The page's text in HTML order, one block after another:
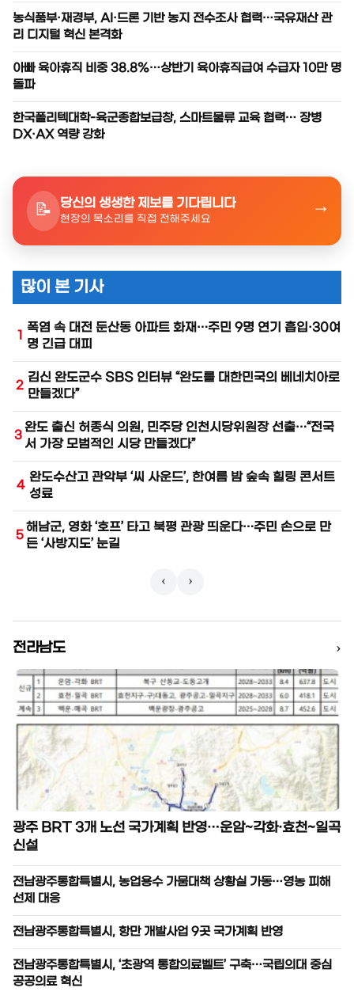
농식품부·재경부, AI·드론 기반 농지 전수조사 협력…국유재산 관
리 디지털 혁신 본격화
아빠 육아휴직 비중 38.8%…상반기 육아휴직급여 수급자 10만 명
돌파
한국폴리텍대학-육군종합보급창, 스마트물류 교육 협력… 장병
DX·AX 역량 강화
📝 당신의 생생한 제보를 기다립니다
현장의 목소리를 직접 전해주세요 →
많이 본 기사
1
폭염 속 대전 둔산동 아파트 화재…주민 9명 연기 흡입·30여
명 긴급 대피
2
김신 완도군수 SBS 인터뷰 “완도를 대한민국의 베네치아로
만들겠다”
3
완도 출신 허종식 의원, 민주당 인천시당위원장 선출…“전국
서 가장 모범적인 시당 만들겠다”
4
완도수산고 관악부 ‘씨 사운드’, 한여름 밤 숲속 힐링 콘서트
성료
5
해남군, 영화 ‘호프’ 타고 북평 관광 띄운다…주민 손으로 만
든 ‘사방지도’ 눈길
‹ ›
전라남도 ›
광주 BRT 3개 노선 국가계획 반영…운암~각화·효천~일곡
신설
전남광주통합특별시, 농업용수 가뭄대책 상황실 가동…영농 피해
선제 대응
전남광주통합특별시, 항만 개발사업 9곳 국가계획 반영
전남광주통합특별시, ‘초광역 통합의료벨트’ 구축…국립의대 중심
공공의료 혁신